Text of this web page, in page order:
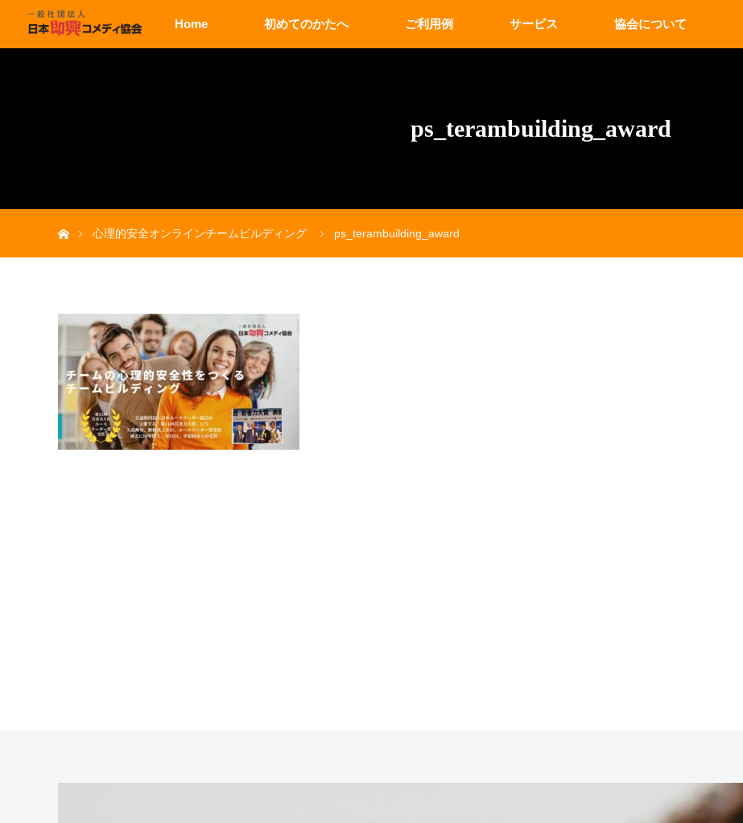
Home 初めてのかたへ ご利用例 サービス 協会について
ps_terambuilding_award
心理的安全オンラインチームビルディング
ps_terambuilding_award